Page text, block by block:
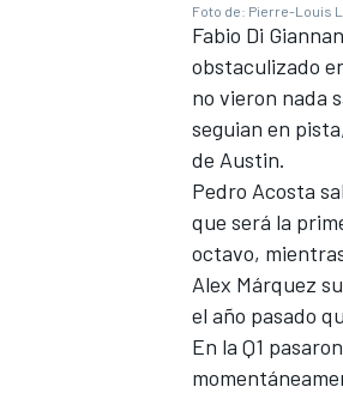
Foto de: Pierre-Louis
Fabio Di
obstaculizado
no vieron nada
seguian en
de Austin.
Pedro Acosta
que será la
octavo,
Alex Márquez
el año pasado
En la Q1